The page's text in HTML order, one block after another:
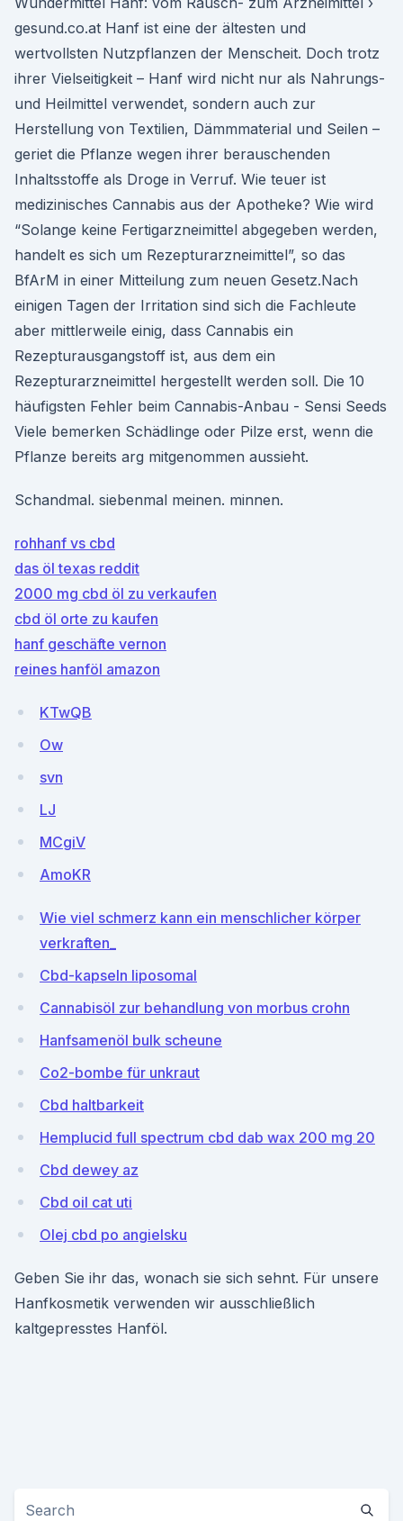
gesund.co.at Hanf ist eine der ältesten und
wertvollsten Nutzpflanzen der Menscheit. Doch trotz
ihrer Vielseitigkeit – Hanf wird nicht nur als Nahrungs-
und Heilmittel verwendet, sondern auch zur
Herstellung von Textilien, Dämmmaterial und Seilen –
geriet die Pflanze wegen ihrer berauschenden
Inhaltsstoffe als Droge in Verruf. Wie teuer ist
medizinisches Cannabis aus der Apotheke? Wie wird
“Solange keine Fertigarzneimittel abgegeben werden,
handelt es sich um Rezepturarzneimittel”, so das
BfArM in einer Mitteilung zum neuen Gesetz.Nach
einigen Tagen der Irritation sind sich die Fachleute
aber mittlerweile einig, dass Cannabis ein
Rezepturausgangstoff ist, aus dem ein
Rezepturarzneimittel hergestellt werden soll. Die 10
häufigsten Fehler beim Cannabis-Anbau - Sensi Seeds
Viele bemerken Schädlinge oder Pilze erst, wenn die
Pflanze bereits arg mitgenommen aussieht.
Schandmal. siebenmal meinen. minnen.
rohhanf vs cbd
das öl texas reddit
2000 mg cbd öl zu verkaufen
cbd öl orte zu kaufen
hanf geschäfte vernon
reines hanföl amazon
KTwQB
Ow
svn
LJ
MCgiV
AmoKR
Wie viel schmerz kann ein menschlicher körper
verkraften_
Cbd-kapseln liposomal
Cannabisöl zur behandlung von morbus crohn
Hanfsamenöl bulk scheune
Co2-bombe für unkraut
Cbd haltbarkeit
Hemplucid full spectrum cbd dab wax 200 mg 20
Cbd dewey az
Cbd oil cat uti
Olej cbd po angielsku
Geben Sie ihr das, wonach sie sich sehnt. Für unsere
Hanfkosmetik verwenden wir ausschließlich
kaltgepresstes Hanföl.